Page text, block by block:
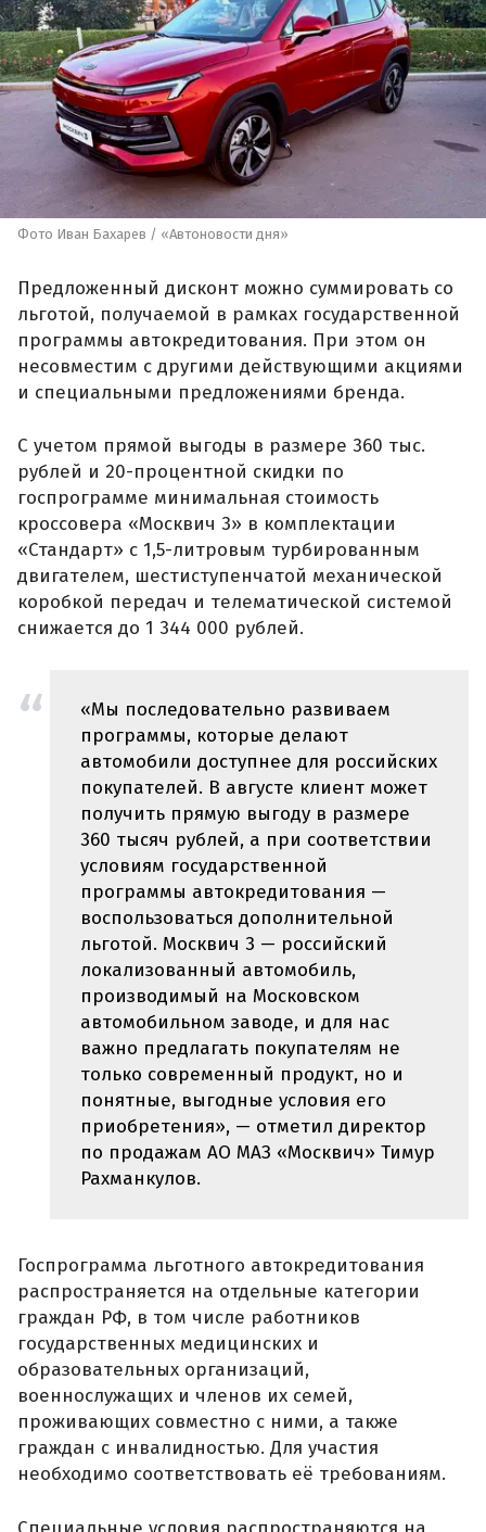
Фото Иван Бахарев / «Автоновости дня»
Предложенный дисконт можно суммировать со
льготой, получаемой в рамках государственной
программы автокредитования. При этом он
несовместим с другими действующими акциями
и специальными предложениями бренда.
С учетом прямой выгоды в размере 360 тыс.
рублей и 20-процентной скидки по
госпрограмме минимальная стоимость
кроссовера «Москвич 3» в комплектации
«Стандарт» с 1,5-литровым турбированным
двигателем, шестиступенчатой механической
коробкой передач и телематической системой
снижается до 1 344 000 рублей.
«Мы последовательно развиваем
программы, которые делают
автомобили доступнее для российских
покупателей. В августе клиент может
получить прямую выгоду в размере
360 тысяч рублей, а при соответствии
условиям государственной
программы автокредитования —
воспользоваться дополнительной
льготой. Москвич 3 — российский
локализованный автомобиль,
производимый на Московском
автомобильном заводе, и для нас
важно предлагать покупателям не
только современный продукт, но и
понятные, выгодные условия его
приобретения», — отметил директор
по продажам АО МАЗ «Москвич» Тимур
Рахманкулов.
Госпрограмма льготного автокредитования
распространяется на отдельные категории
граждан РФ, в том числе работников
государственных медицинских и
образовательных организаций,
военнослужащих и членов их семей,
проживающих совместно с ними, а также
граждан с инвалидностью. Для участия
необходимо соответствовать её требованиям.